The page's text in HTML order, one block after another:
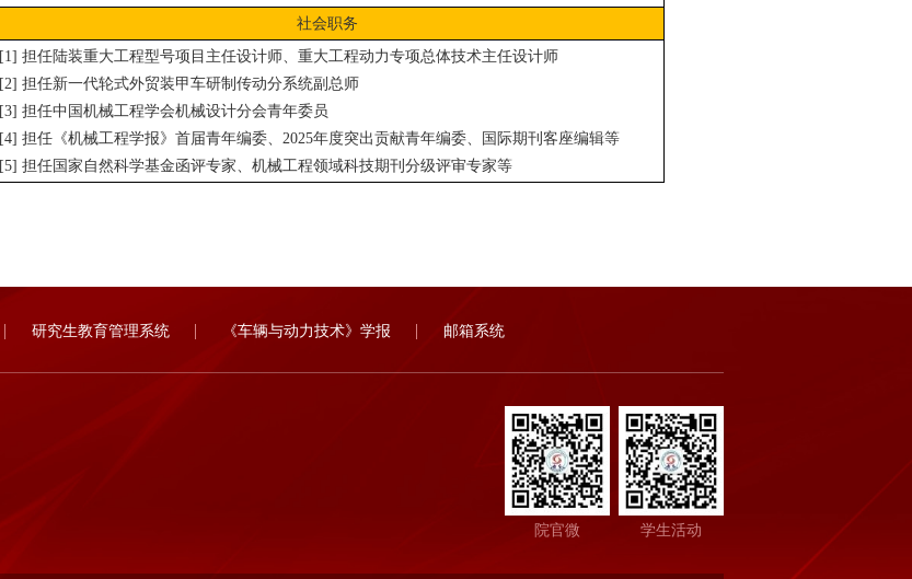
社会职务
[1] 担任陆装重大工程型号项目主任设计师、重大工程动力专项总体技术主任设计师
[2] 担任新一代轮式外贸装甲车研制传动分系统副总师
[3] 担任中国机械工程学会机械设计分会青年委员
[4] 担任《机械工程学报》首届青年编委、2025年度突出贡献青年编委、国际期刊客座编辑等
[5] 担任国家自然科学基金函评专家、机械工程领域科技期刊分级评审专家等
研究生教育管理系统 《车辆与动力技术》学报 邮箱系统
院官微 学生活动